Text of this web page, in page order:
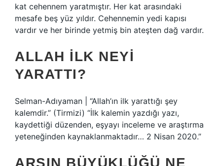
kat cehennem yaratmıştır. Her kat arasındaki
mesafe beş yüz yıldır. Cehennemin yedi kapısı
vardır ve her birinde yetmiş bin ateşten dağ vardır.
ALLAH ILK NEYI
YARATTI?
Selman-Adıyaman | “Allah’ın ilk yarattığı şey
kalemdir.” (Tirmizi) “İlk kalemin yazdığı yazı,
kaydettiği düzenden, eşyayı inceleme ve araştırma
yeteneğinden kaynaklanmaktadır… 2 Nisan 2020.”
ARŞIN BÜYÜKLÜĞÜ NE